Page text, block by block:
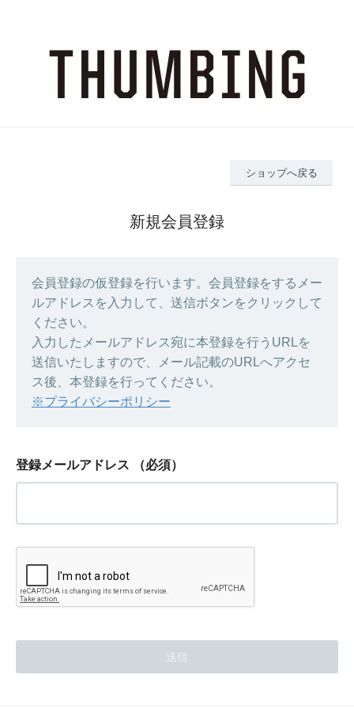
ショップへ戻る
新規会員登録
会員登録の仮登録を行います。会員登録をするメー
ルアドレスを入力して、送信ボタンをクリックして
ください。
入力したメールアドレス宛に本登録を行うURLを
送信いたしますので、メール記載のURLへアクセ
ス後、本登録を行ってください。
※プライバシーポリシー
登録メールアドレス （必須）